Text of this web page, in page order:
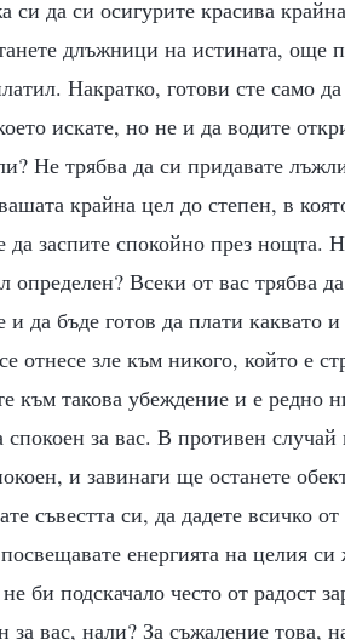
си да си осигурите красива
длъжници на истината, още
Накратко, готови сте само
искате, но не и да водите
Не трябва да си придавате
крайна цел до степен, в
заспите спокойно през нощта.
Всеки от вас трябва
да бъде готов да плати каквато
отнесе зле към никого, който е
към такова убеждение и е редно
за вас. В противен случай
и завинаги ще останете
съвестта си, да дадете всичко
енергията на целия
би подскачало често от радост
вас, нали? За съжаление това,